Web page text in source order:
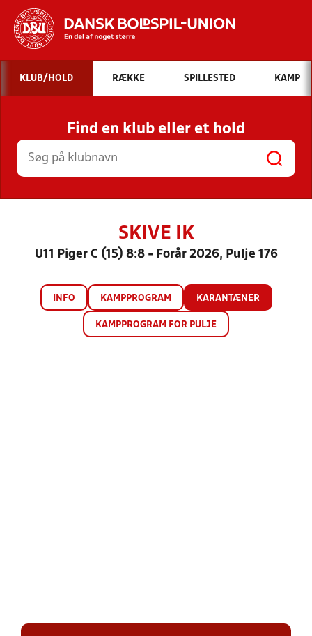
Hvad vil du søge efter?
INDHOLD OG NYHEDER
STILLINGER, RESULTATER, KLUBBER OG
HOLD
KLUB/HOLD RÆKKE SPILLESTED KAMP
Find en klub eller et hold
SKIVE IK
U11 Piger C (15) 8:8 - Forår 2026, Pulje 176
INFO KAMPPROGRAM KARANTÆNER
KAMPPROGRAM FOR PULJE